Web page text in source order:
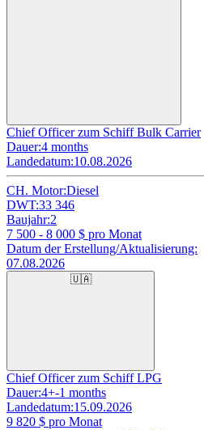
Chief Officer zum Schiff Bulk Carrier
Dauer:4 months
Landedatum:10.08.2026
CH. Motor:Diesel
DWT:33 346
Baujahr:2
7 500 - 8 000 $ pro Monat
Datum der Erstellung/Aktualisierung:
07.08.2026
🇺🇦
Chief Officer zum Schiff LPG
Dauer:4+-1 months
Landedatum:15.09.2026
9 820 $ pro Monat